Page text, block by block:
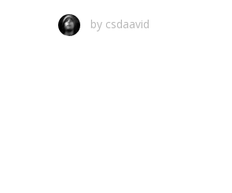
by csdaavid